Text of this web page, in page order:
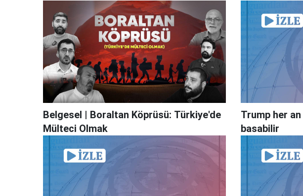
Belgesel | Boraltan Köprüsü: Türkiye'de
Mülteci Olmak
Trump her
basabilir